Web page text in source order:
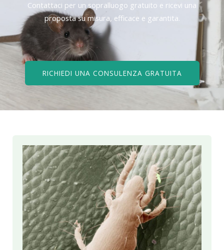
Contattaci per un sopralluogo gratuito e ricevi una
proposta su misura, efficace e garantita.
RICHIEDI UNA CONSULENZA GRATUITA